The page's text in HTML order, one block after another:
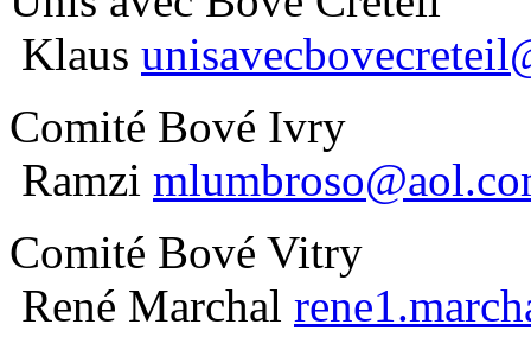
Klaus
Comité Bové Ivry
Ramzi
Comité Bové Vitry
René Marchal